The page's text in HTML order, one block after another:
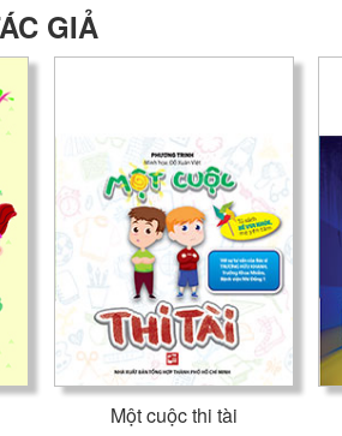
GIẢ
Một cuộc thi tài